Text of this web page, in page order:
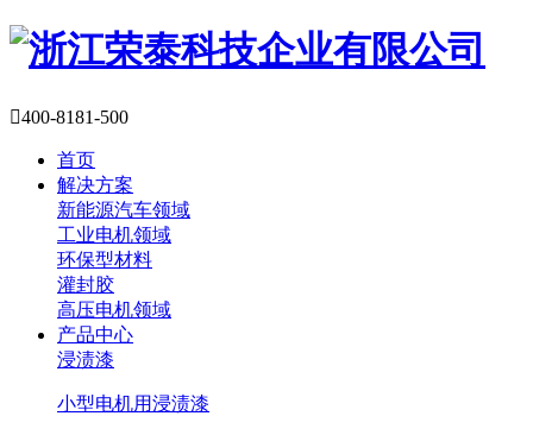
400-8181-500
首页
解决方案
新能源汽车领域
工业电机领域
环保型材料
灌封胶
高压电机领域
产品中心
浸渍漆
小型电机用浸渍漆